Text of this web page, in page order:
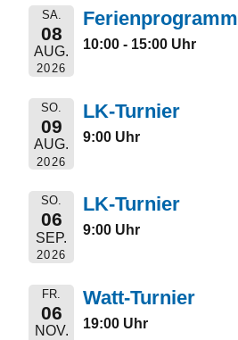
SA.
08
AUG.
2026
Ferienprogramm
10:00 - 15:00 Uhr
SO.
09
AUG.
2026
LK-Turnier
9:00 Uhr
SO.
06
SEP.
2026
LK-Turnier
9:00 Uhr
FR.
06
NOV.
Watt-Turnier
19:00 Uhr